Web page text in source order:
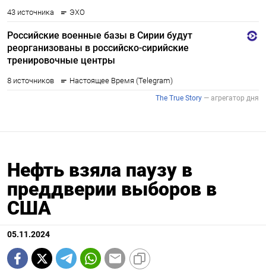
Нефть взяла паузу в
преддверии выборов в
США
05.11.2024